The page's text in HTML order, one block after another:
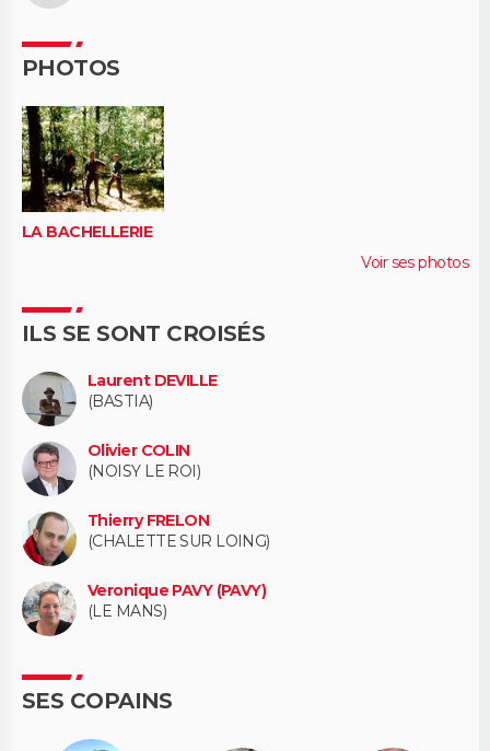
PHOTOS
LA BACHELLERIE
Voir ses photos
ILS SE SONT CROISÉS
Laurent DEVILLE
(BASTIA)
Olivier COLIN
(NOISY LE ROI)
Thierry FRELON
(CHALETTE SUR LOING)
Veronique PAVY (PAVY)
(LE MANS)
SES COPAINS